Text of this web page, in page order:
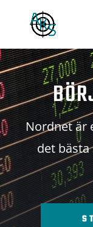
Nordnet är
det